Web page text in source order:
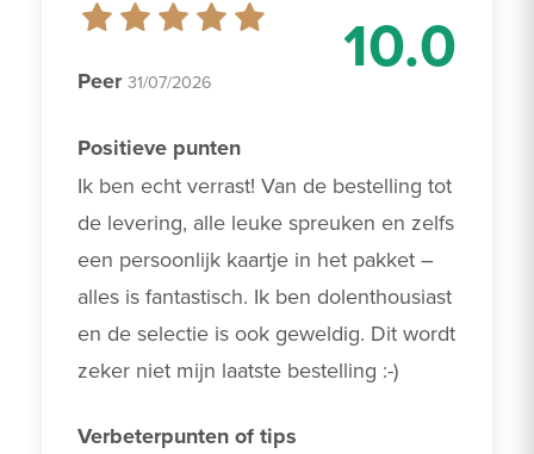
10.0
Peer 31/07/2026
Positieve punten
Ik ben echt verrast! Van de bestelling tot
de levering, alle leuke spreuken en zelfs
een persoonlijk kaartje in het pakket –
alles is fantastisch. Ik ben dolenthousiast
en de selectie is ook geweldig. Dit wordt
zeker niet mijn laatste bestelling :-)
Verbeterpunten of tips